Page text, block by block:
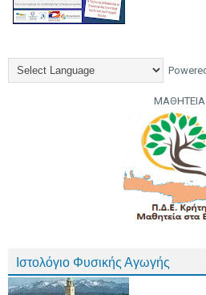
ΜΑΘΗΤΕΙΑ
Ιστολόγιο Φυσικής Αγωγής